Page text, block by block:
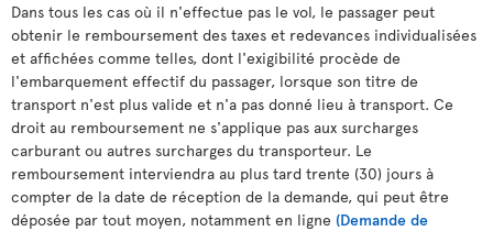
Dans tous les cas où il n'effectue pas le vol, le passager peut
obtenir le remboursement des taxes et redevances individualisées
et affichées comme telles, dont l'exigibilité procède de
l'embarquement effectif du passager, lorsque son titre de
transport n'est plus valide et n'a pas donné lieu à transport. Ce
droit au remboursement ne s'applique pas aux surcharges
carburant ou autres surcharges du transporteur. Le
remboursement interviendra au plus tard trente (30) jours à
compter de la date de réception de la demande, qui peut être
déposée par tout moyen, notamment en ligne (Demande de